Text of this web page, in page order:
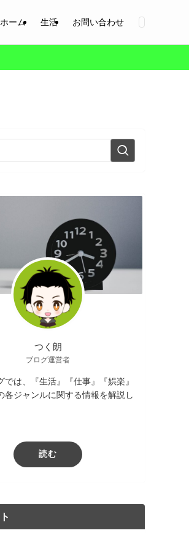
ホーム 生活 お問い合わせ
つく朗
ブログ運営者
では、『生活』『仕事』『娯楽』
各ジャンルに関する情報を解説し
読む